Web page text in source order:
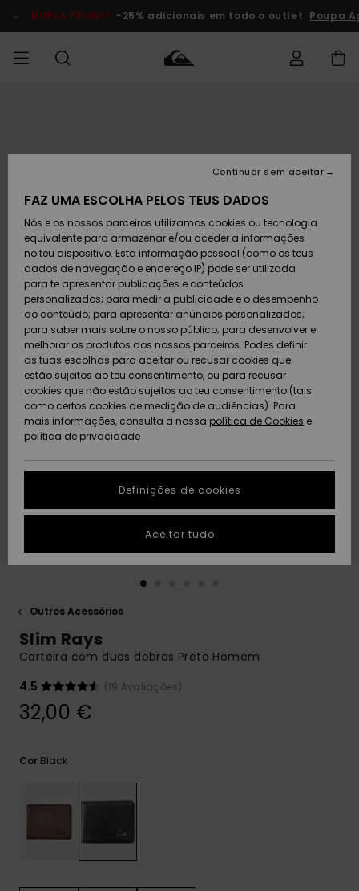
do
DUPLA PROMO -25% adicionais em todo o outlet Poupa
Calçado e
chinelos
Surfe/água
Snow
Artigos
recém-
chegados
Coleções
MENINO
Calçado e
chinelos
Surfe/água
Neve
Artigos
recém-
chegados
Highlights
MULHER
chegados
Highlights
Snow
SURF
Crianças
Highlights
Community
SNOW
Artigos
Criança
Snow Shop
Feminino
Highlights
Community
DUPLA
PROMO
Criança
Outlet
Mulher
AJUDA
Devoluções
Pagamento
Cartão
presente
Quiksilver
Freedom
Protecção de
dados
Guia de
tamanhos
conversa para
obteres a
resposta mais
rápida à tua
respostas
para as
contacto.
SUSTAINABILITY
PRESENTE
DESEJO
Outros Acessórios
Slim Rays
Carteira com duas dobras Preto Homem
4.5
(19 Avaliações)
32,00 €
Cor Black
FAZ UMA ESCOLHA PELOS TEUS DADOS
Nós e os nossos parceiros utilizamos cookies ou tecnologia
equivalente para armazenar e/ou aceder a informações
no teu dispositivo. Esta informação pessoal (como os teus
dados de navegação e endereço IP) pode ser utilizada
para te apresentar publicações e conteúdos
personalizados; para medir a publicidade e o desempenho
do conteúdo; para apresentar anúncios personalizados;
para saber mais sobre o nosso público; para desenvolver e
melhorar os produtos dos nossos parceiros. Podes definir
as tuas escolhas para aceitar ou recusar cookies que
estão sujeitos ao teu consentimento, ou para recusar
cookies que não estão sujeitos ao teu consentimento (tais
como certos cookies de medição de audiências). Para
mais informações, consulta a nossa política de Cookies e
política de privacidade
Definições de cookies
Continuar sem aceitar
Aceitar tudo